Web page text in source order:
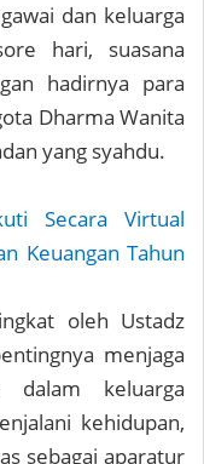
dan keluarga
hari, suasana
hadirnya para
Dharma Wanita
yang syahdu.
Secara Virtual
Keuangan Tahun
oleh Ustadz
menjaga
dalam keluarga
kehidupan,
sebagai aparatur